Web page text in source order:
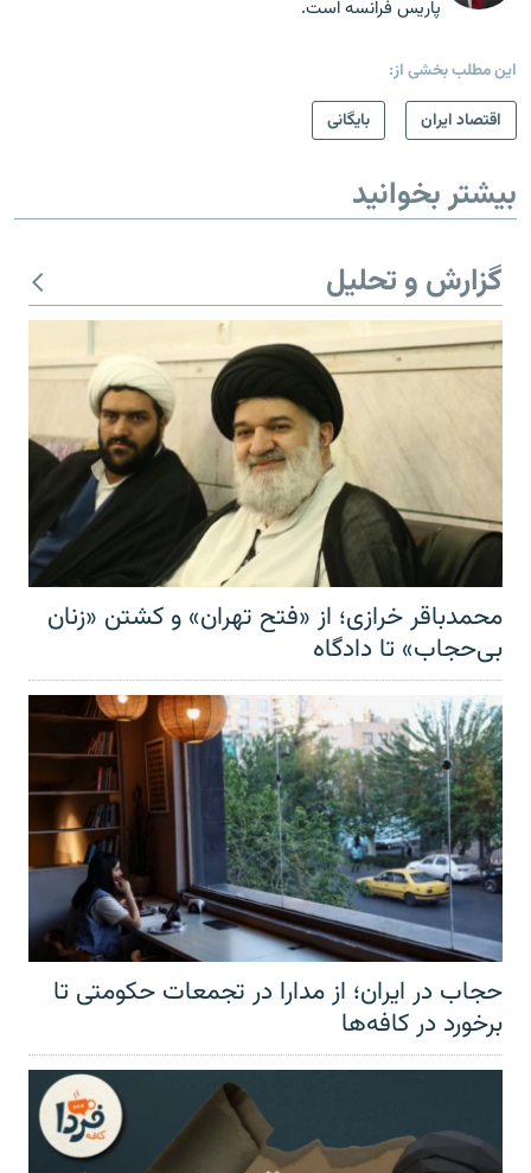
پاریس فرانسه است.
این مطلب بخشی از:
اقتصاد ایران
بایگانی
بیشتر بخوانید
گزارش و تحلیل
محمدباقر خرازی؛ از «فتح تهران» و کشتن «زنان
بی‌حجاب» تا دادگاه
حجاب در ایران؛ از مدارا در تجمعات حکومتی تا
برخورد در کافه‌ها